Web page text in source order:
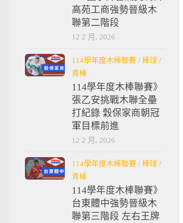
高苑工商強勢晉級木
聯第二階段
12 2 月, 2026
114學年度木棒聯賽 / 棒球 /
青棒
114學年度木棒聯賽》
張乙安挑戰木聯全壘
打紀錄 穀保家商朝冠
軍目標前進
12 2 月, 2026
114學年度木棒聯賽 / 棒球 /
青棒
114學年度木棒聯賽》
台東體中強勢晉級木
聯第三階段 左右王牌